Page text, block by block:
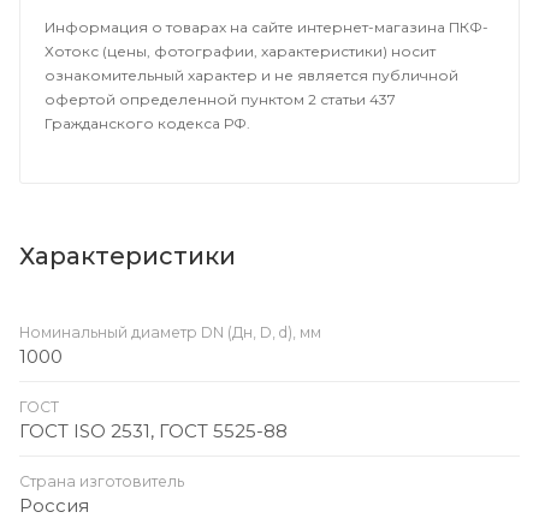
Информация о товарах на сайте интернет-магазина ПКФ-
Хотокс (цены, фотографии, характеристики) носит
ознакомительный характер и не является публичной
офертой определенной пунктом 2 статьи 437
Гражданского кодекса РФ.
Характеристики
Номинальный диаметр DN (Дн, D, d), мм
1000
ГОСТ
ГОСТ ISO 2531, ГОСТ 5525-88
Страна изготовитель
Россия